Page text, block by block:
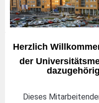
Herzlich
der
Dieses